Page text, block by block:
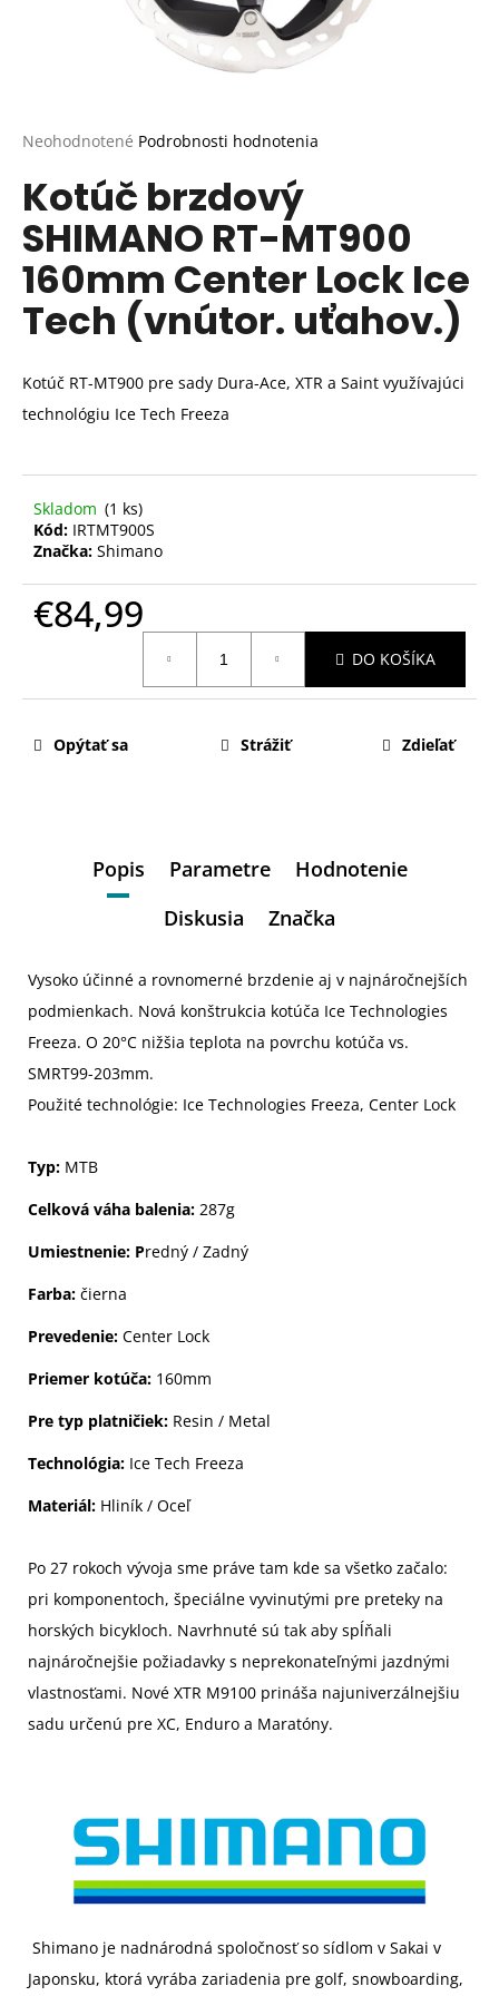
Priemerné
produktu
je
0,0
z
5
hviezdičiek.
Neohodnotené Podrobnosti hodnotenia
Kotúč brzdový
SHIMANO RT-MT900
160mm Center Lock Ice
Tech (vnútor. uťahov.)
Kotúč RT-MT900 pre sady Dura-Ace, XTR a Saint využívajúci
technológiu Ice Tech Freeza
Skladom (1 ks)
Kód: IRTMT900S
Značka: Shimano
€84,99
DO KOŠÍKA
Opýtať sa Strážiť Zdieľať
Popis Parametre
Hodnotenie
Diskusia
Značka
Vysoko účinné a rovnomerné brzdenie aj v najnáročnejších
podmienkach. Nová konštrukcia kotúča Ice Technologies
Freeza. O 20°C nižšia teplota na povrchu kotúča vs.
SMRT99-203mm.
Použité technológie: Ice Technologies Freeza, Center Lock
Typ: MTB
Celková váha balenia: 287g
Umiestnenie: Predný / Zadný
Farba: čierna
Prevedenie: Center Lock
Priemer kotúča: 160mm
Pre typ platničiek: Resin / Metal
Technológia: Ice Tech Freeza
Materiál: Hliník / Oceľ
Po 27 rokoch vývoja sme práve tam kde sa všetko začalo:
pri komponentoch, špeciálne vyvinutými pre preteky na
horských bicykloch. Navrhnuté sú tak aby spĺňali
najnáročnejšie požiadavky s neprekonateľnými jazdnými
vlastnosťami. Nové XTR M9100 prináša najuniverzálnejšiu
sadu určenú pre XC, Enduro a Maratóny.
Shimano je nadnárodná spoločnosť so sídlom v Sakai v
Japonsku, ktorá vyrába zariadenia pre golf, snowboarding,